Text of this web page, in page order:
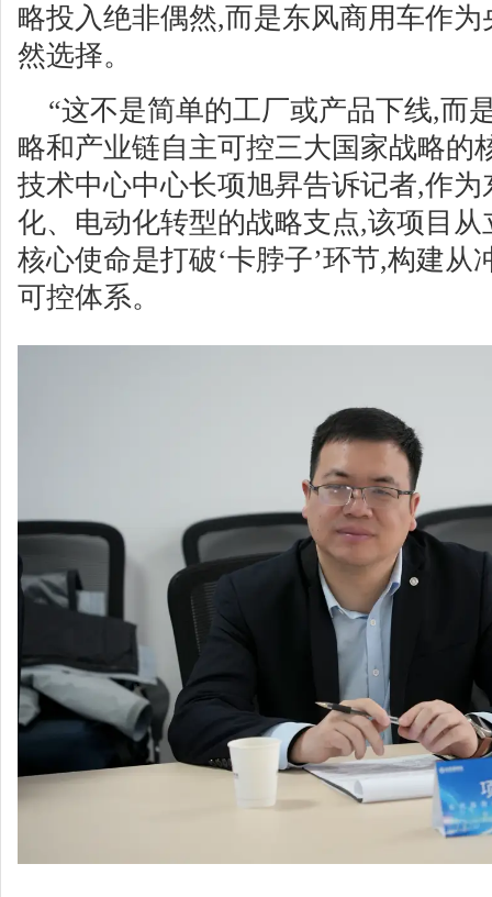
略投入绝非偶然,而是东风商用车作
然选择。
“这不是简单的工厂或产品下线,而
略和产业链自主可控三大国家战略的
技术中心中心长项旭昇告诉记者,作
化、电动化转型的战略支点,该项目
核心使命是打破‘卡脖子’环节,构建从
可控体系。